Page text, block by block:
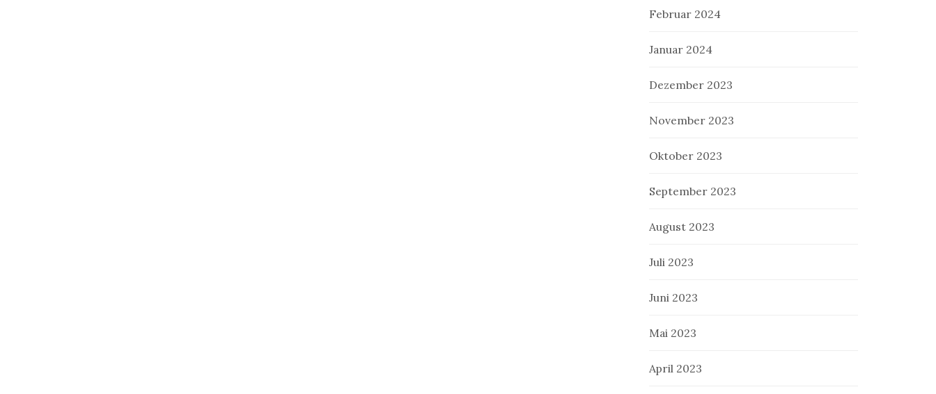
Februar 2024
Januar 2024
Dezember 2023
November 2023
Oktober 2023
September 2023
August 2023
Juli 2023
Juni 2023
Mai 2023
April 2023